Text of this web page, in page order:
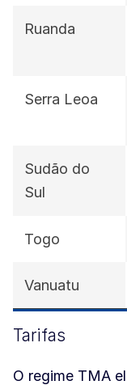
Ruanda
Serra Leoa
Sudão do
Sul
Togo
Vanuatu
Tarifas
O regime TMA